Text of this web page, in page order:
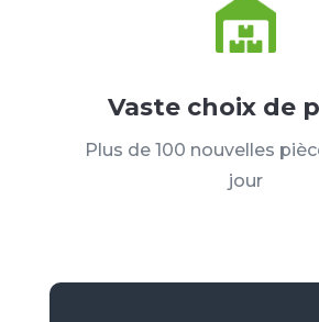
Vaste choix de
Plus de 100 nouvelles
jour